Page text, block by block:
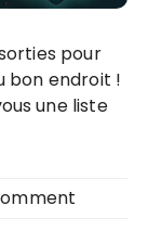
bon endroit !
une liste